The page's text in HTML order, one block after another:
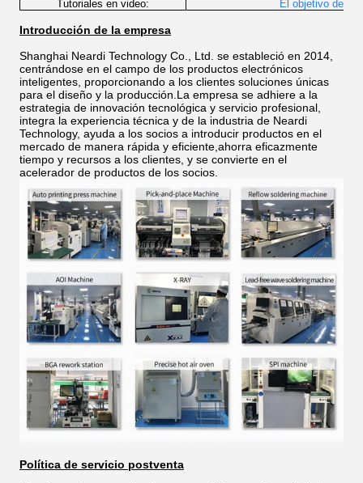
Tutoriales en video:
El objetivo de la
Introducción de la empresa
Shanghai Neardi Technology Co., Ltd. se estableció en 2014,
centrándose en el campo de los productos electrónicos
inteligentes, proporcionando a los clientes soluciones únicas
para el diseño y la producción.La empresa se adhiere a la
estrategia de innovación tecnológica y servicio profesional,
integra la experiencia técnica y de la industria de Neardi
Technology, ayuda a los socios a introducir productos en el
mercado de manera rápida y eficiente,ahorra eficazmente
tiempo y recursos a los clientes, y se convierte en el
acelerador de productos de los socios.
Política de servicio postventa